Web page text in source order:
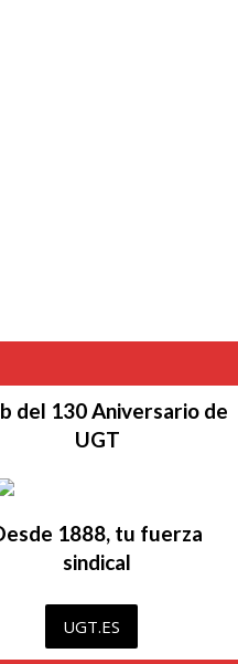
del 130 Aniversario de
UGT
1888, tu fuerza
sindical
UGT.ES